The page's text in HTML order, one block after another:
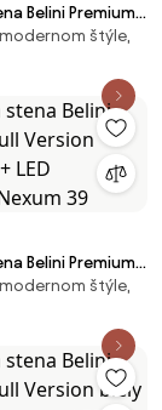
Belini Premium
lesk / dub
osvetlenie Nexum
štýle,
Belini Premium
lesk + LED
39
štýle,